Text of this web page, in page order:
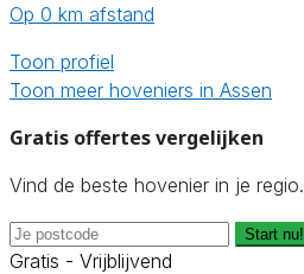
Op 0 km afstand
Toon profiel
Toon meer hoveniers in Assen
Gratis offertes vergelijken
Vind de beste hovenier in je regio.
Start nu!
Gratis - Vrijblijvend